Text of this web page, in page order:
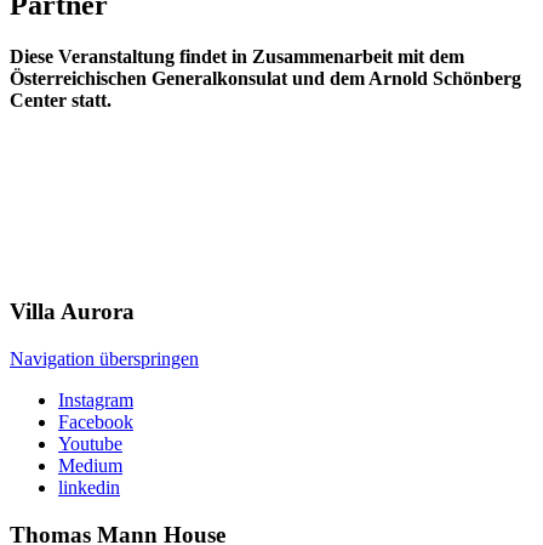
Diese Veranstaltung findet in Zusammenarbeit mit dem
Österreichischen Generalkonsulat und dem Arnold Schönberg
Center statt.
VillaAurora
Navigation überspringen
Instagram
Facebook
Youtube
Medium
linkedin
Thomas Mann House